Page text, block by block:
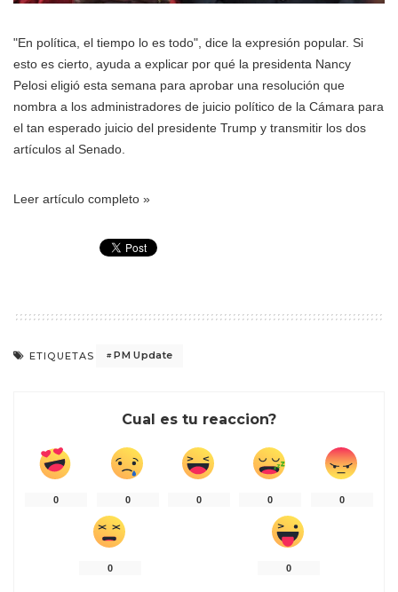
"En política, el tiempo lo es todo", dice la expresión popular. Si
esto es cierto, ayuda a explicar por qué la presidenta Nancy
Pelosi eligió esta semana para aprobar una resolución que
nombra a los administradores de juicio político de la Cámara para
el tan esperado juicio del presidente Trump y transmitir los dos
artículos al Senado.
Leer artículo completo »
ETIQUETAS PM Update
Cual es tu reaccion?
0 0 0 0 0
0 0